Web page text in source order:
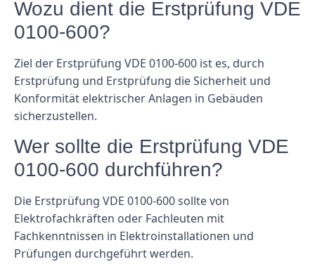
Wozu dient die Erstprüfung VDE
0100-600?
Ziel der Erstprüfung VDE 0100-600 ist es, durch
Erstprüfung und Erstprüfung die Sicherheit und
Konformität elektrischer Anlagen in Gebäuden
sicherzustellen.
Wer sollte die Erstprüfung VDE
0100-600 durchführen?
Die Erstprüfung VDE 0100-600 sollte von
Elektrofachkräften oder Fachleuten mit
Fachkenntnissen in Elektroinstallationen und
Prüfungen durchgeführt werden.